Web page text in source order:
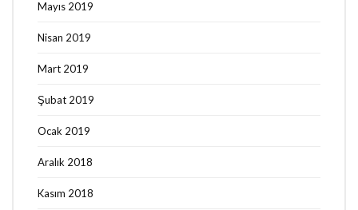
Mayıs 2019
Nisan 2019
Mart 2019
Şubat 2019
Ocak 2019
Aralık 2018
Kasım 2018